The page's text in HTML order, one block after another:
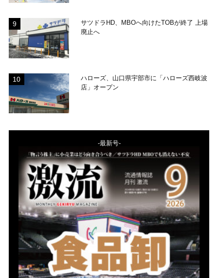
サツドラHD、MBOへ向けたTOBが終了 上場
廃止へ
ハローズ、山口県宇部市に「ハローズ西岐波
店」オープン
-最新号-